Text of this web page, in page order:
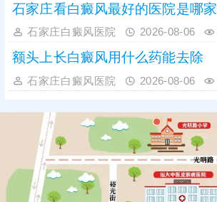
石家庄看白癜风最好的医院是哪家
石家庄白癜风医院 2026-08-06
额头上长白癜风用什么药能去除
石家庄白癜风医院 2026-08-06